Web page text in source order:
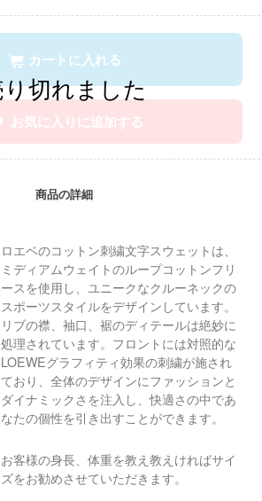
カートに入れる
お気に入りに追加する
商品の詳細
ロエベのコットン刺繍文字スウェットは、
ミディアムウェイトのループコットンフリ
ースを使用し、ユニークなクルーネックの
スポーツスタイルをデザインしています。
リブの襟、袖口、裾のディテールは絶妙に
処理されています。フロントには対照的な
LOEWEグラフィティ効果の刺繍が施され
ており、全体のデザインにファッションと
ダイナミックさを注入し、快適さの中であ
なたの個性を引き出すことができます。
お客様の身長、体重を教え教えければサイ
ズをお勧めさせていただきます。